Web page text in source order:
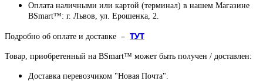
Оплата наличными или картой (терминал) в нашем Магазине
BSmart™: г. Львов, ул. Ерошенка, 2.
Подробно об оплате и доставке – ТУТ
Товар, приобретенный на BSmart™ может быть получен / доставлен:
Доставка перевозчиком "Новая Почта".